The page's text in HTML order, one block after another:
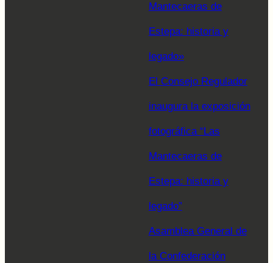
Mantecaeras de
Estepa: historia y
legado»
El Consejo Regulador
inaugura la exposición
fotográfica “Las
Mantecaeras de
Estepa: historia y
legado”
Asamblea General de
la Confederación